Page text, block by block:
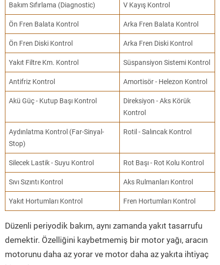
Bakım Sıfırlama (Diagnostic) V Kayış Kontrol
Ön Fren Balata Kontrol Arka Fren Balata Kontrol
Ön Fren Diski Kontrol Arka Fren Diski Kontrol
Yakıt Filtre Km. Kontrol Süspansiyon Sistemi Kontrol
Antifriz Kontrol Amortisör - Helezon Kontrol
Akü Güç - Kutup Başı Kontrol
Direksiyon - Aks Körük
Kontrol
Aydınlatma Kontrol (Far-Sinyal-
Stop)
Rotil - Salıncak Kontrol
Silecek Lastik - Suyu Kontrol Rot Başı - Rot Kolu Kontrol
Sıvı Sızıntı Kontrol Aks Rulmanları Kontrol
Yakıt Hortumları Kontrol Fren Hortumları Kontrol
Düzenli periyodik bakım, aynı zamanda yakıt tasarrufu
demektir. Özelliğini kaybetmemiş bir motor yağı, aracın
motorunu daha az yorar ve motor daha az yakıta ihtiyaç